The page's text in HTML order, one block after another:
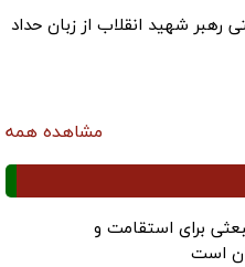
رهبر شهید انقلاب از زبان حداد
مشاهده همه
برای استقامت و
است